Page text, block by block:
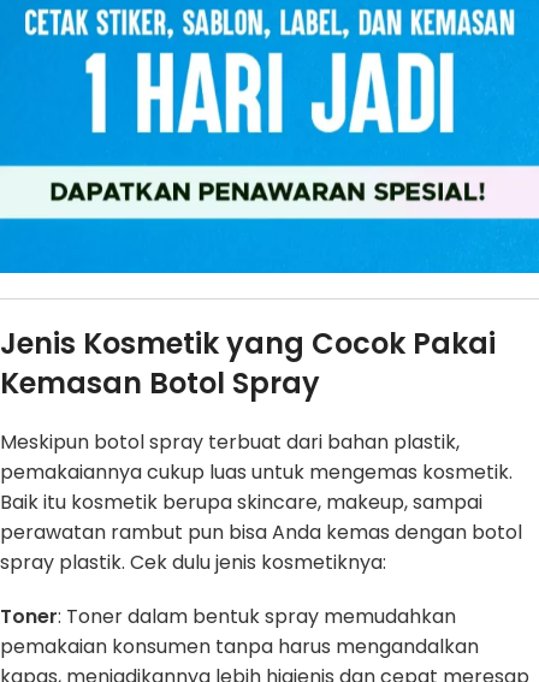
Jenis Kosmetik yang Cocok Pakai
Kemasan Botol Spray
Meskipun botol spray terbuat dari bahan plastik,
pemakaiannya cukup luas untuk mengemas kosmetik.
Baik itu kosmetik berupa skincare, makeup, sampai
perawatan rambut pun bisa Anda kemas dengan botol
spray plastik. Cek dulu jenis kosmetiknya:
Toner: Toner dalam bentuk spray memudahkan
pemakaian konsumen tanpa harus mengandalkan